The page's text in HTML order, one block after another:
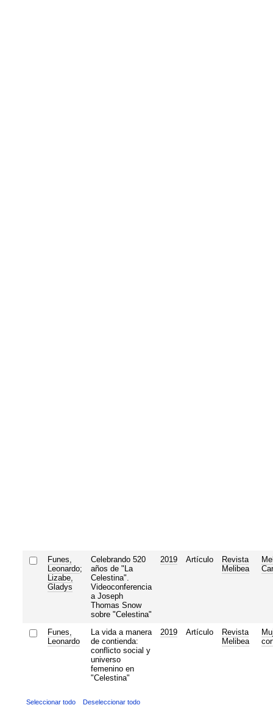
Funes,
Leonardo;
Lizabe,
Gladys
Celebrando 520
años de "La
Celestina".
Videoconferencia
a Joseph
Thomas Snow
sobre "Celestina"
2019 Artículo
Revista
Melibea
Funes,
Leonardo
La vida a manera
de contienda:
conflicto social y
universo
femenino en
"Celestina"
2019 Artículo
Revista
Melibea
Seleccionar todo Deseleccionar todo